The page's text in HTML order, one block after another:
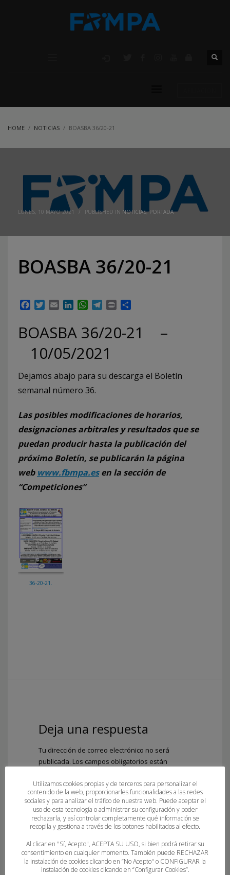
HOME NOTICIAS BOASBA 36/20-21
LUNES, 10 MAYO 2021 / PUBLISHED IN NOTICIAS,PORTADA
BOASBA 36/20-21
Facebook
TwitterEmailLinkedInWhatsApp
Telegram
Print
BOASBA 36/20-21 –
10/05/2021
Dejamos abajo para su descarga el Boletín
semanal número 36.
Las posibles modificaciones de horarios,
designaciones arbitrales y resultados que se
puedan producir hasta la publicación del
próximo Boletín, se publicarán la página
web www.fbmpa.esen la sección de
“Competiciones”
36-20-21.
Deja una respuesta
Tu dirección de correo electrónico no será
publicada. Los campos obligatorios están
Comentario*
Utilizamos cookies propias y de terceros para personalizar el
contenido de la web, proporcionarles funcionalidades a las redes
sociales y para analizar el tráfico de nuestra web. Puede aceptar el
uso de esta tecnología o administrar su configuración y poder
rechazarla, y así controlar completamente qué información se
recopila y gestiona a través de los botones habilitados al efecto.
Al clicar en "Sí, Acepto", ACEPTA SU USO, si bien podrá retirar su
consentimiento en cualquier momento. También puede RECHAZAR
la instalación de cookies clicando en “No Acepto" o CONFIGURAR la
instalación de cookies clicando en “Configurar Cookies”.